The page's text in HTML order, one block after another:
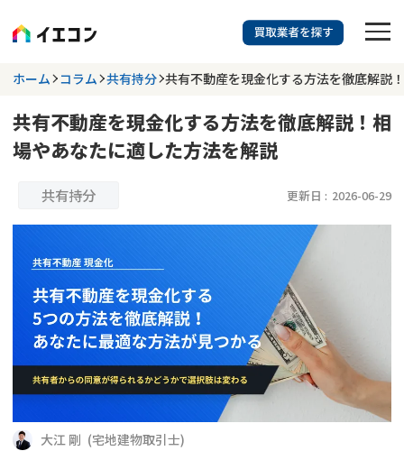
訳あり物件に強い業者を探す
都道府県を選択 相談内容を選択
更新日 :2026年07月31日
相談内容で探す
空き家 事故物件
再建築不可 底地
借地
不動産コラム
不動産売却 再建築不可物件
共有持分
ホーム コラム 共有持分 共有不動産を現金化する方法を徹底解説
共有不動産を現金化する方法を徹底解説！相
場やあなたに適した方法を解説
共有持分 更新日 : 2026-06-29
大江 剛 (宅地建物取引士)